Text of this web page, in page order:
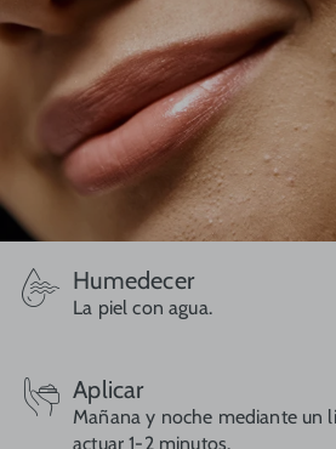
Humedecer
La piel con agua.
Aplicar
Mañana y noche mediante un
actuar 1-2 minutos.